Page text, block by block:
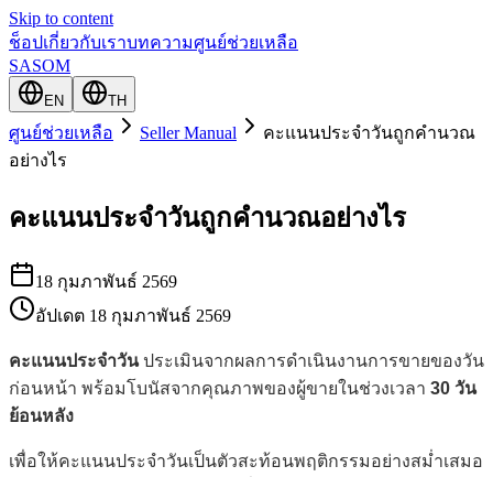
Skip to content
ช็อปเกี่ยวกับเราบทความศูนย์ช่วยเหลือ
SASOM
EN TH
ศูนย์ช่วยเหลือ Seller Manual
คะแนนประจำวันถูกคำนวณ
อย่างไร
คะแนนประจำวันถูกคำนวณอย่างไร
18 กุมภาพันธ์ 2569
อัปเดต 18 กุมภาพันธ์ 2569
คะแนนประจำวันประเมินจากผลการดำเนินงานการขายของวัน
ก่อนหน้า พร้อมโบนัสจากคุณภาพของผู้ขายในช่วงเวลา 30 วัน
ย้อนหลัง
เพื่อให้คะแนนประจำวันเป็นตัวสะท้อนพฤติกรรมอย่างสม่ำเสมอ